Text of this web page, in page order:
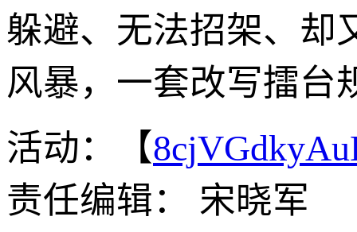
躲避、无法招架、却
风暴，一套改写擂台
活动：【
责任编辑： 宋晓军